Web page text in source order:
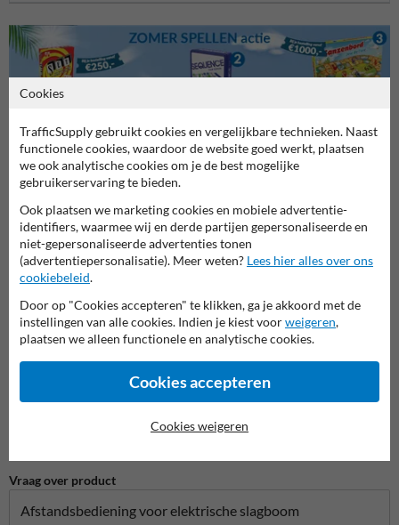
Stel je vraag aan Verkeersbord.be
Naam*
Bedrijfsnaam
E-mailadres*
Vraag over product
Cookies
TrafficSupply gebruikt cookies en vergelijkbare technieken. Naast
functionele cookies, waardoor de website goed werkt, plaatsen
we ook analytische cookies om je de best mogelijke
gebruikerservaring te bieden.
Ook plaatsen we marketing cookies en mobiele advertentie-
identifiers, waarmee wij en derde partijen gepersonaliseerde en
niet-gepersonaliseerde advertenties tonen
(advertentiepersonalisatie). Meer weten? Lees hier alles over ons
cookiebeleid.
Door op "Cookies accepteren" te klikken, ga je akkoord met de
instellingen van alle cookies. Indien je kiest voorweigeren,
plaatsen we alleen functionele en analytische cookies.
Cookies accepteren
Cookies weigeren